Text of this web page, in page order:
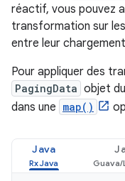
réactif, vous pouvez
transformation sur
entre leur
Pour appliquer des
PagingData objet
dans une map()
Java